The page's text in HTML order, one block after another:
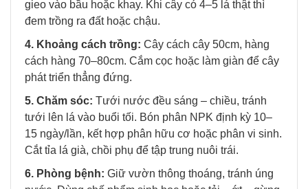
gieo vào bầu hoặc khay. Khi cây có 4–5 lá thật thì
đem trồng ra đất hoặc chậu.
4. Khoảng cách trồng: Cây cách cây 50cm, hàng
cách hàng 70–80cm. Cắm cọc hoặc làm giàn để cây
phát triển thẳng đứng.
5. Chăm sóc: Tưới nước đều sáng – chiều, tránh
tưới lên lá vào buổi tối. Bón phân NPK định kỳ 10–
15 ngày/lần, kết hợp phân hữu cơ hoặc phân vi sinh.
Cắt tỉa lá già, chồi phụ để tập trung nuôi trái.
6. Phòng bệnh: Giữ vườn thông thoáng, tránh úng